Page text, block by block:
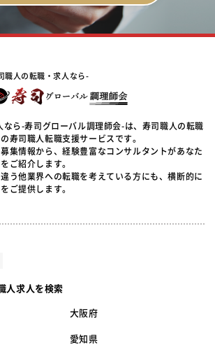
職人の転職・求人なら-
なら-寿司グローバル調理師会-は、寿司職人の転職
寿司職人転職支援サービスです。
集情報から、経験豊富なコンサルタントがあなた
ご紹介します。
う他業界への転職を考えている方にも、横断的に
ご提供します。
人求人を検索
大阪府
愛知県